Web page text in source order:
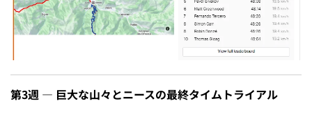
第3週 — 巨大な山々とニースの最終タイムトライアル